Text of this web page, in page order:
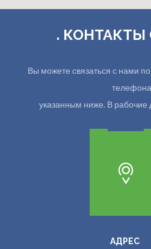
. КОНТАКТЫ
Вы можете связаться с нами
указанным ниже. В рабочие
АДРЕС